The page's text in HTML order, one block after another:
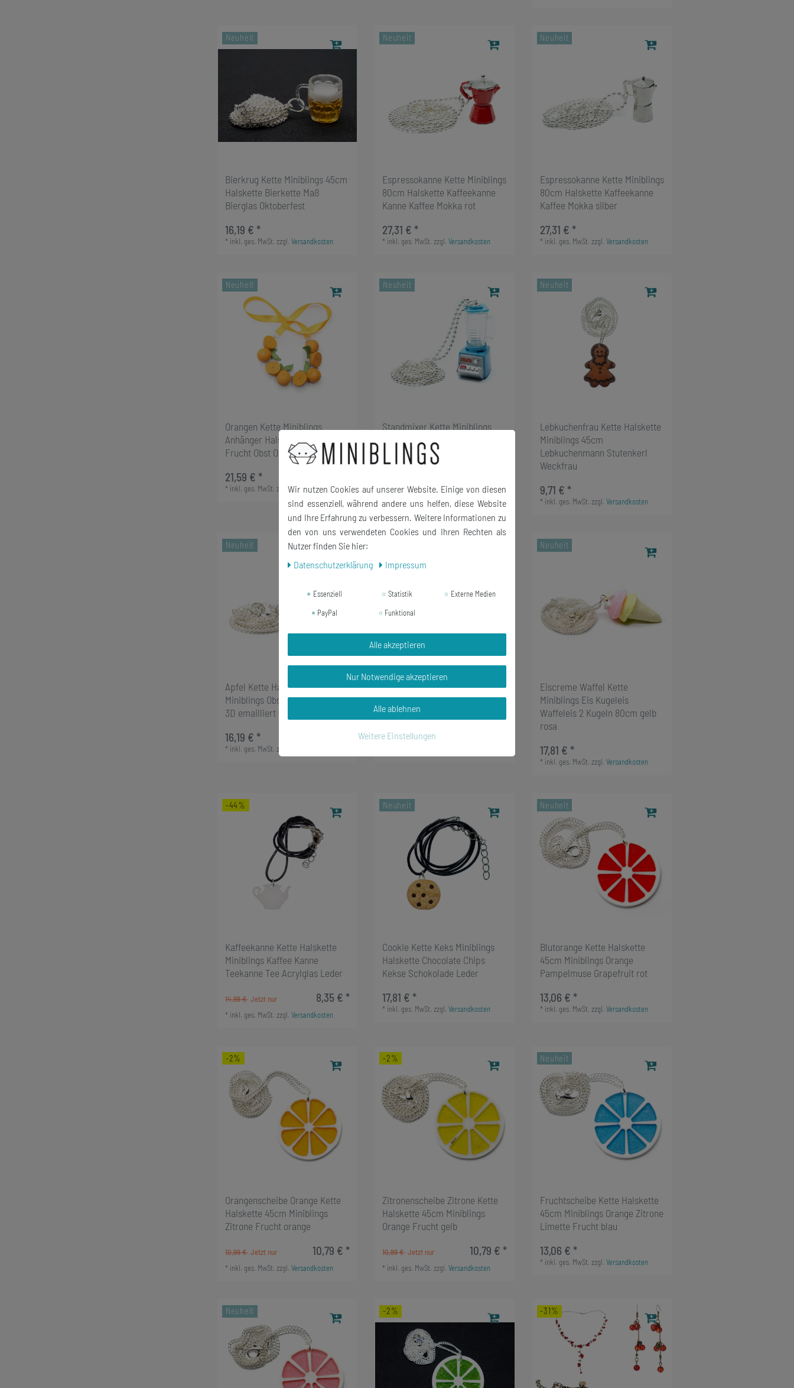
Neuheit
Bierkrug Kette Miniblings 45cm
Halskette Bierkette Maß
Bierglas Oktoberfest
16,19 € *
* inkl. ges. MwSt. zzgl.Versandkosten
Neuheit
Espressokanne Kette Miniblings
80cm Halskette Kaffeekanne
Kanne Kaffee Mokka rot
27,31 € *
* inkl. ges. MwSt. zzgl.Versandkosten
Neuheit
Espressokanne Kette Miniblings
80cm Halskette Kaffeekanne
Kaffee Mokka silber
27,31 € *
* inkl. ges. MwSt. zzgl. Versandkosten
Neuheit
Orangen Kette Miniblings
Anhänger Halskette Satinband
Frucht Obst Orange Kostüm
21,59 € *
* inkl. ges. MwSt. zzgl.Versandkosten
Neuheit
Standmixer Kette Miniblings
80cm Anhänger Halskette
Küche Küchengerät blau
*inkl. ges. MwSt.zzgl.Versandkosten
Neuheit
Lebkuchenfrau Kette Halskette
Miniblings 45cm
Lebkuchenmann Stutenkerl
Weckfrau
9,71 € *
* inkl. ges. MwSt. zzgl. Versandkosten
Neuheit
Apfel Kette Halskette 45cm
Miniblings Obst Frucht Äpfel rot
3D emailliert
16,19 € *
* inkl. ges. MwSt. zzgl.
Champagner Kette Halskette
45cm Miniblings Flasche
Schaumwein Weinflasche grün
16,19 € *
Neuheit
Eiscreme Waffel Kette
Miniblings Eis Kugeleis
Waffeleis 2 Kugeln 80cm gelb
rosa
17,81 € *
* inkl. ges. MwSt. zzgl. Versandkosten
-44%
Kaffeekanne Kette Halskette
Miniblings Kaffee Kanne
Teekanne Tee Acrylglas Leder
14,99 € 8,35 € *
* inkl. ges. MwSt. zzgl.Versandkosten
Neuheit
Cookie Kette Keks Miniblings
Halskette Chocolate Chips
Kekse Schokolade Leder
17,81 € *
* inkl. ges. MwSt. zzgl.Versandkosten
Neuheit
Blutorange Kette Halskette
45cm Miniblings Orange
Pampelmuse Grapefruit rot
13,06 € *
* inkl. ges. MwSt. zzgl. Versandkosten
-2%
Orangenscheibe Orange Kette
Halskette 45cm Miniblings
Zitrone Frucht orange
10,99 € 10,79 € *
* inkl. ges. MwSt. zzgl.Versandkosten
-2%
Zitronenscheibe Zitrone Kette
Halskette 45cm Miniblings
Orange Frucht gelb
10,99 € 10,79 € *
* inkl. ges. MwSt. zzgl.Versandkosten
Neuheit
Fruchtscheibe Kette Halskette
45cm Miniblings Orange Zitrone
Limette Frucht blau
13,06 € *
* inkl. ges. MwSt. zzgl. Versandkosten
Neuheit -2% -31%
Wir nutzen Cookies auf unserer Website. Einige von diesen
sind essenziell, während andere uns helfen, diese Website
und Ihre Erfahrung zu verbessern. Weitere Informationen zu
den von uns verwendeten Cookies und Ihren Rechten als
Nutzer finden Sie hier:
Daten­schutz­erklärung
Impressum
Essenziell Statistik
Externe Medien
PayPal
Funktional
Alle akzeptieren
Nur Notwendige akzeptieren
Alle ablehnen
Weitere Einstellungen